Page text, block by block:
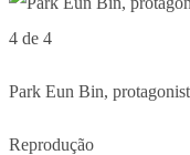
4 de 4
Park Eun Bin,
Reprodução